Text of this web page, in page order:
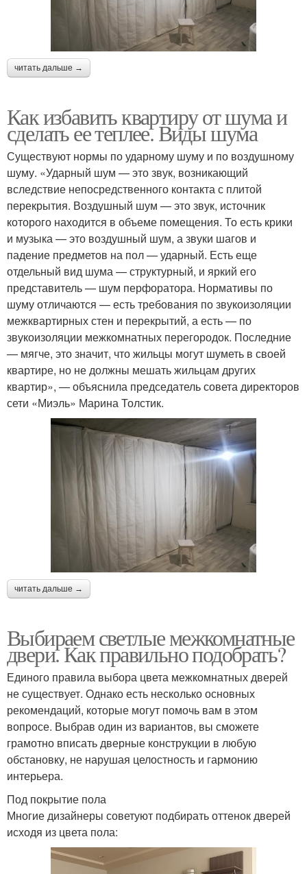
читать дальше →
Как избавить квартиру от шума и
сделать ее теплее. Виды шума
Существуют нормы по ударному шуму и по воздушному
шуму. «Ударный шум — это звук, возникающий
вследствие непосредственного контакта с плитой
перекрытия. Воздушный шум — это звук, источник
которого находится в объеме помещения. То есть крики
и музыка — это воздушный шум, а звуки шагов и
падение предметов на пол — ударный. Есть еще
отдельный вид шума — структурный, и яркий его
представитель — шум перфоратора. Нормативы по
шуму отличаются — есть требования по звукоизоляции
межквартирных стен и перекрытий, а есть — по
звукоизоляции межкомнатных перегородок. Последние
— мягче, это значит, что жильцы могут шуметь в своей
квартире, но не должны мешать жильцам других
квартир», — объяснила председатель совета директоров
сети «Миэль» Марина Толстик.
читать дальше →
Выбираем светлые межкомнатные
двери. Как правильно подобрать?
Единого правила выбора цвета межкомнатных дверей
не существует. Однако есть несколько основных
рекомендаций, которые могут помочь вам в этом
вопросе. Выбрав один из вариантов, вы сможете
грамотно вписать дверные конструкции в любую
обстановку, не нарушая целостность и гармонию
интерьера.
Под покрытие пола
Многие дизайнеры советуют подбирать оттенок дверей
исходя из цвета пола: